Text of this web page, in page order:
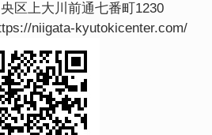
区上大川前通七番町1230
niigata-kyutokicenter.com/